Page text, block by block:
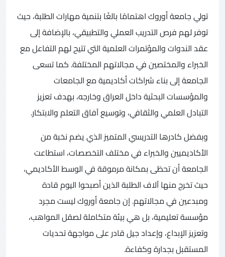
تولي جامعة أوروك اهتمامًا بالغًا بتنمية مهارات الطلبة، حيث
توفر لهم فرص التدريب العملي والتطبيقي، بالإضافة إلى
عقد الندوات والمؤتمرات العلمية التي تتيح لهم التفاعل مع
الخبراء والمختصين في مجالاتهم المختلفة. كما تسعى
الجامعة إلى بناء شراكات أكاديمية مع الجامعات
والمؤسسات البحثية داخل العراق وخارجه، بهدف تعزيز
التبادل العلمي والثقافي، وتوسيع آفاق التعلم والابتكار.
وبفضل كادرها التدريسي المتميز الذي يضم نخبة من
الأكاديميين والخبراء في مختلف التخصصات، استطاعت
الجامعة أن تحظى بمكانة مرموقة في الوسط الأكاديمي،
حيث تخرج منها آلاف الطلبة الذين أصبحوا اليوم قادة
ومبدعين في مجالاتهم. إن جامعة أوروك ليست مجرد
مؤسسة تعليمية، بل هي بيئة متكاملة لصقل المواهب،
وتعزيز الإبداع، وإعداد جيل قادر على مواجهة تحديات
المستقبل بجدارة وكفاءة.